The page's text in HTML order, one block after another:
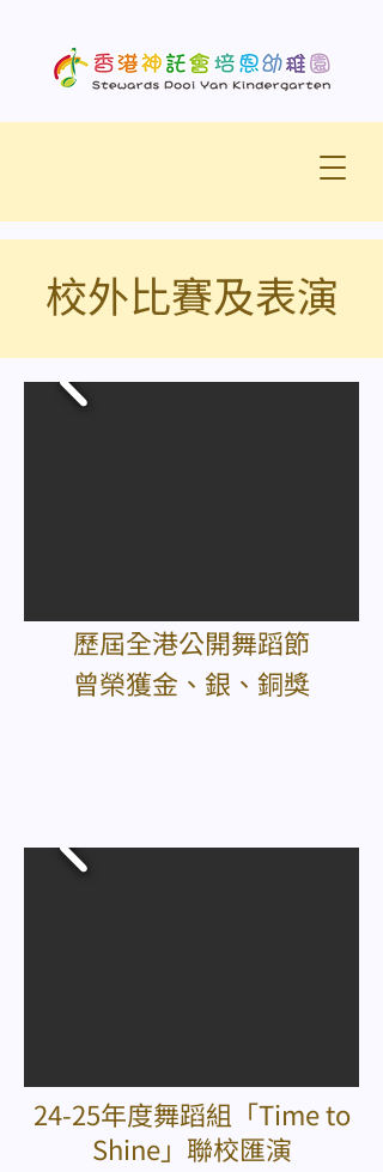
校外比賽及表演
歷屆全港公開舞蹈節
曾榮獲金、銀、銅獎
24-25年度舞蹈組「Time to
Shine」聯校匯演